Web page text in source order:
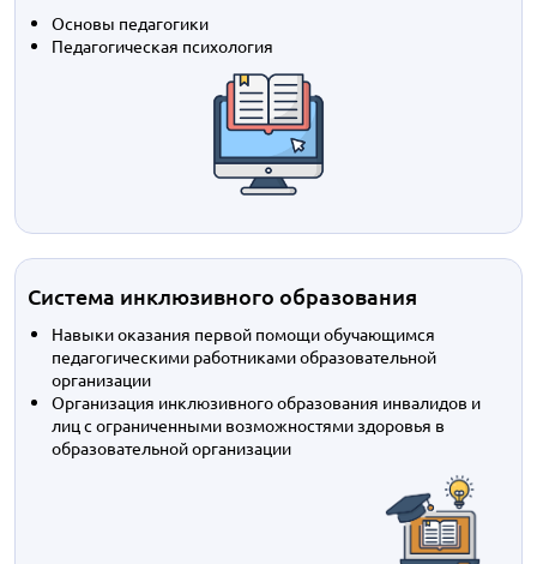
Основы педагогики
Педагогическая психология
Система инклюзивного образования
Навыки оказания первой помощи обучающимся
педагогическими работниками образовательной
организации
Организация инклюзивного образования инвалидов и
лиц с ограниченными возможностями здоровья в
образовательной организации